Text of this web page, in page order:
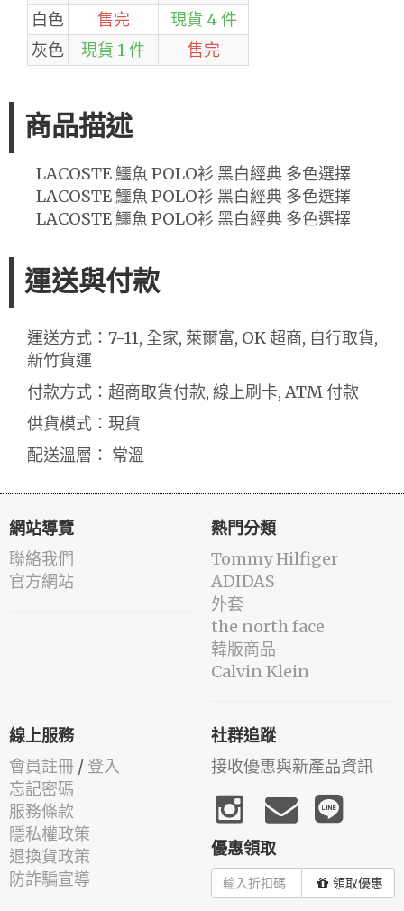
白色
售完
現貨 4 件
灰色
現貨 1 件 售完
商品描述
LACOSTE 鱷魚 POLO衫 黑白經典 多色選擇
LACOSTE 鱷魚 POLO衫 黑白經典 多色選擇
LACOSTE 鱷魚 POLO衫 黑白經典 多色選擇
運送與付款
運送方式：7-11, 全家, 萊爾富, OK 超商, 自行取貨,
新竹貨運
付款方式：超商取貨付款, 線上刷卡, ATM 付款
供貨模式：現貨
配送溫層： 常溫
網站導覽
聯絡我們
官方網站
熱門分類
Tommy Hilfiger
ADIDAS
外套
the north face
韓版商品
Calvin Klein
線上服務
會員註冊 / 登入
忘記密碼
服務條款
隱私權政策
退換貨政策
防詐騙宣導
社群追蹤
接收優惠與新產品資訊
優惠領取
領取優惠